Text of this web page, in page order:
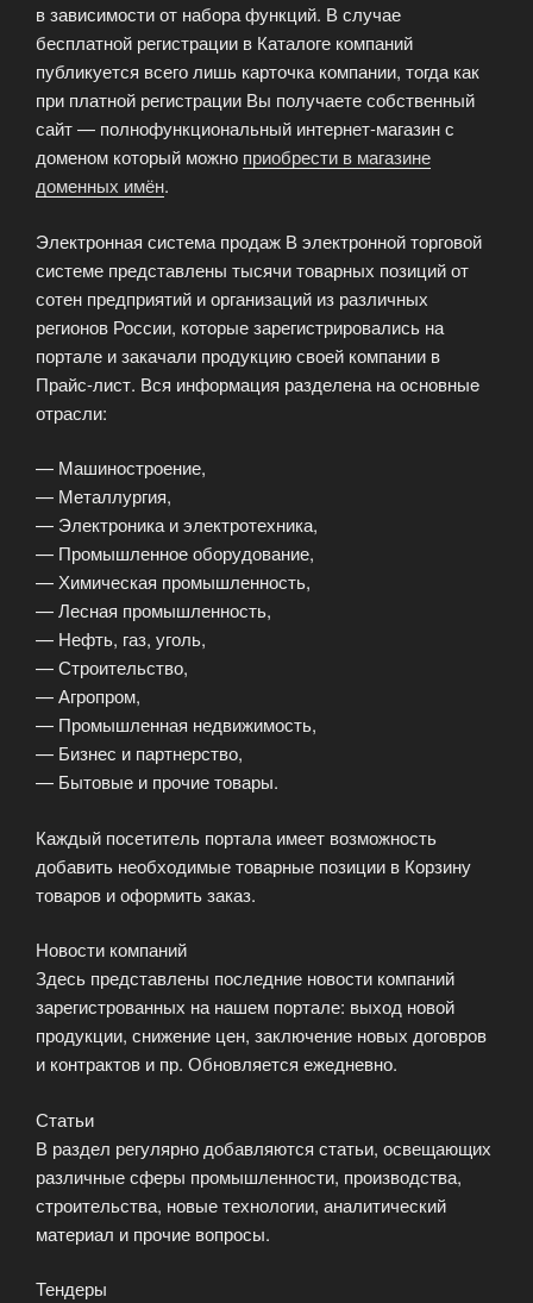
в зависимости от набора функций. В случае
бесплатной регистрации в Каталоге компаний
публикуется всего лишь карточка компании, тогда как
при платной регистрации Вы получаете собственный
сайт — полнофункциональный интернет-магазин с
доменом который можно приобрести в магазине
доменных имён.
Электронная система продаж В электронной торговой
системе представлены тысячи товарных позиций от
сотен предприятий и организаций из различных
регионов России, которые зарегистрировались на
портале и закачали продукцию своей компании в
Прайс-лист. Вся информация разделена на основныe
отрасли:
— Машиностроение,
— Металлургия,
— Электроника и электротехника,
— Промышленное оборудование,
— Химическая промышленность,
— Лесная промышленность,
— Нефть, газ, уголь,
— Строительство,
— Агропром,
— Промышленная недвижимость,
— Бизнес и партнерство,
— Бытовые и прочие товары.
Каждый посетитель портала имеет возможность
добавить необходимые товарные позиции в Корзину
товаров и оформить заказ.
Новости компаний
Здесь представлены последние новости компаний
зарегистрованных на нашем портале: выход новой
продукции, снижение цен, заключение новых договров
и контрактов и пр. Обновляется ежедневно.
Статьи
В раздел регулярно добавляются статьи, освещающих
различные сферы промышленности, производства,
строительства, новые технологии, аналитический
материал и прочие вопросы.
Тендеры